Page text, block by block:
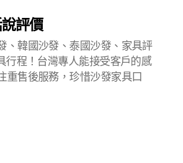
評價
、韓國沙發、泰國沙發、家具評
行程！台灣專人能接受客戶的感
重售後服務，珍惜沙發家具口